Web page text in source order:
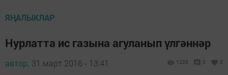
ЯҢАЛЫКЛАР
Нурлатта ис газына агуланып үлгәннәр
автор, 31 март 2016 - 13:41 1203 0 0